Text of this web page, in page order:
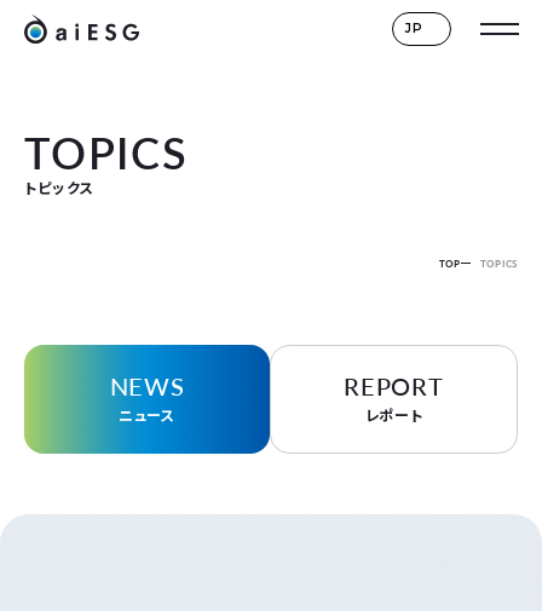
JP
TOPICS
トピックス
TOP TOPICS
NEWS
ニュース
REPORT
レポート